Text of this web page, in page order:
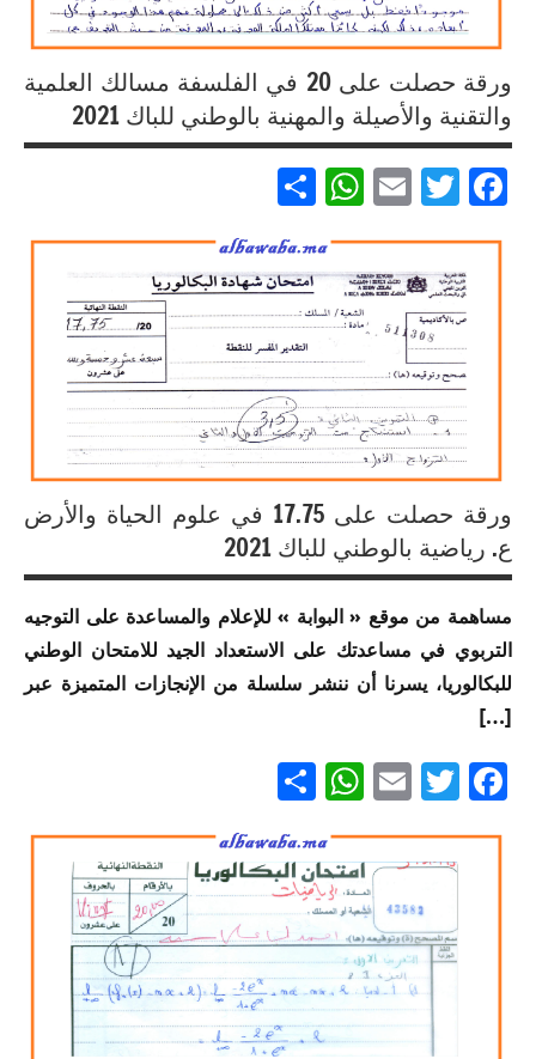
للبكالوريا
لجميع
المسالك
إنجازات
متميزة
في
الامتحان
للبكالوريا
مسلك
العلوم
الاقتصادية
إنجازات
متميزة
في
الامتحان
الموحد
الوطني
مسلك
العلوم
الرياضية
متميزة
الامتحان
الموحد
للبكالوريا
مسلك
ورقة حصلت على 20 في الفلسفة مسالك العلمية
والتقنية والأصيلة والمهنية بالوطني للباك 2021
Facebook
Twitter
Email
WhatsApp
إنجازات
متميزة
الامتحان
الموحد
الوطني
للبكالوريا
لجميع
المسالك
إنجازات
متميزة
في
الموحد
الوطني
للبكالوريا
العلوم
الامتحان
الموحد
ورقة حصلت على 17.75 في علوم الحياة والأرض
ع. رياضية بالوطني للباك 2021
مساهمة من موقع « البوابة » للإعلام والمساعدة على التوجيه
التربوي في مساعدتك على الاستعداد الجيد للامتحان الوطني
للبكالوريا، يسرنا أن ننشر سلسلة من الإنجازات المتميزة عبر
[…]
Facebook
Twitter
Email
WhatsApp
إنجازات
الامتحان